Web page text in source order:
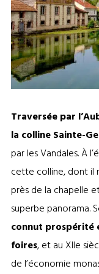
Traversée par
la colline Sainte-
par les Vandales. À
cette colline, dont il
près de la chapelle
superbe panorama.
connut prospérité
foires, et au XIIe
de l’économie